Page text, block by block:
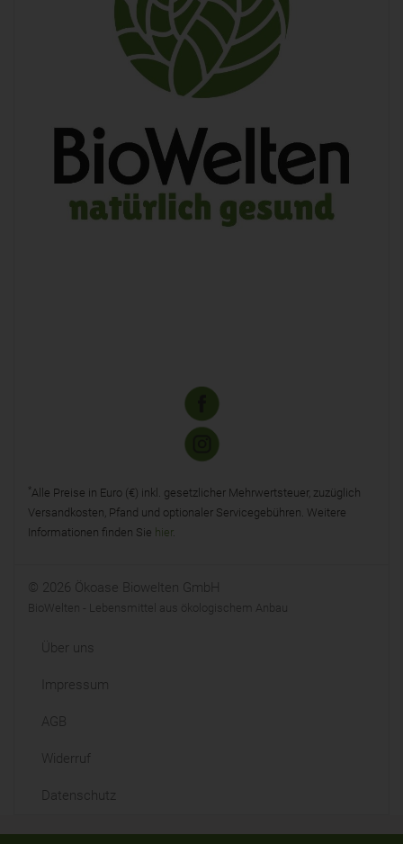
*Alle Preise in Euro (€) inkl. gesetzlicher Mehrwertsteuer, zuzüglich
Versandkosten, Pfand und optionaler Servicegebühren. Weitere
Informationen finden Sie hier.
© 2026 Ökoase Biowelten GmbH
BioWelten - Lebensmittel aus ökologischem Anbau
Über uns
Impressum
AGB
Widerruf
Datenschutz